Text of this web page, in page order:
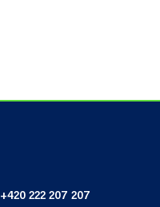
+420 222 207 207